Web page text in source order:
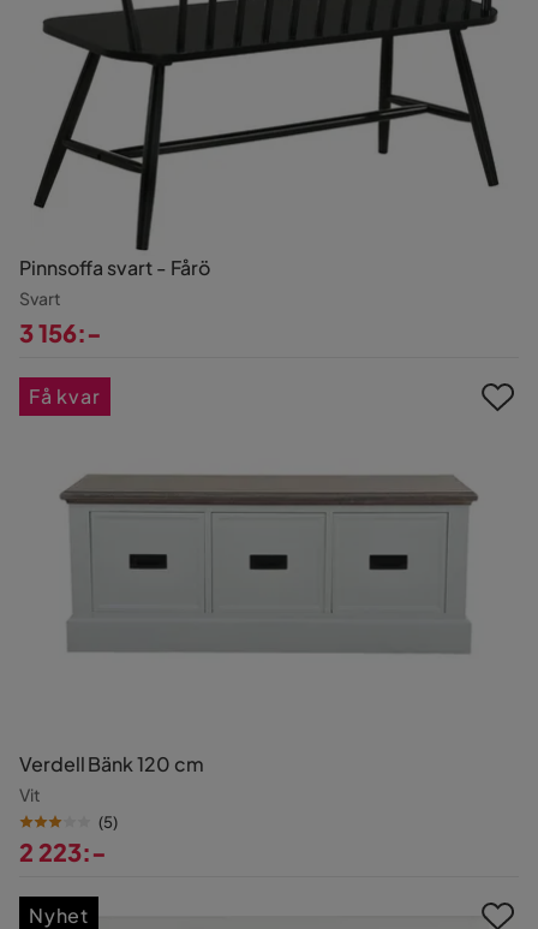
Pinnsoffa svart - Fårö
Svart
3 156:-
Verdell Bänk 120 cm
Vit
(5)
2 223:-
Få kvar
Nyhet